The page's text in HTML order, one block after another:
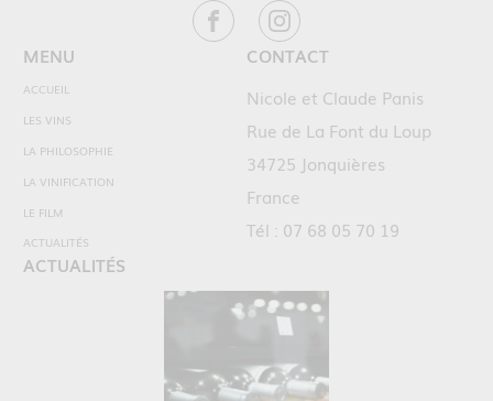
MENU
ACCUEIL
LES VINS
LA PHILOSOPHIE
LA VINIFICATION
LE FILM
ACTUALITÉS
CONTACT
Nicole et Claude Panis
Rue de La Font du Loup
34725 Jonquières
France
Tél : 07 68 05 70 19
ACTUALITÉS